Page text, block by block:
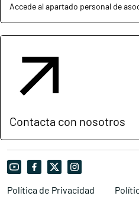
Accede al apartado personal de
Contacta con nosotros
Política de Privacidad